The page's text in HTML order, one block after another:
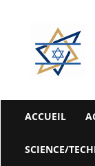
Rak
Be
Israel-
Alyaexpress-
News
ACCUEIL
SCIENCE/